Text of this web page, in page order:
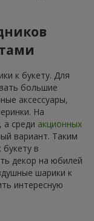
к букету. Для
большие
аксессуары,
На
а среди акционных
вариант. Таким
в
декор на юбилей
шарики к
интересную